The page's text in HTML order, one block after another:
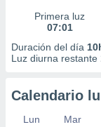
Primera luz
07:01
Duración del día
Luz diurna restante
Calendario
Lun Mar